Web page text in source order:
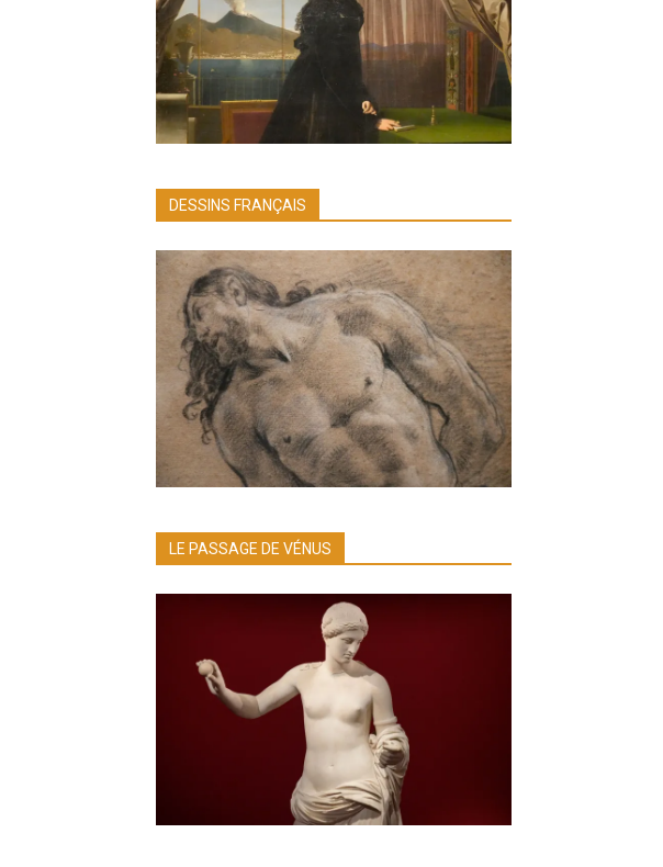
DESSINS FRANÇAIS
LE PASSAGE DE VÉNUS